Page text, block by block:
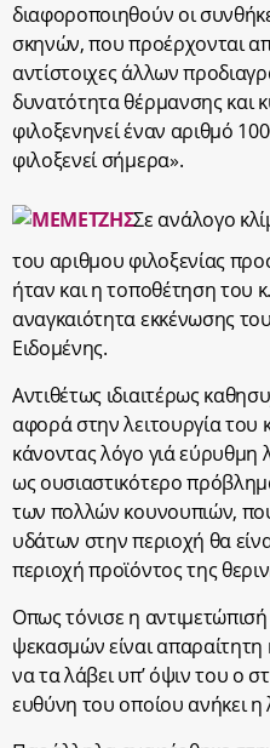
διαφοροποιηθούν οι
σκηνών, που προέρχονται
αντίστοιχες άλλων
δυνατότητα θέρμανσης και
φιλοξενηνεί έναν αριθμό
φιλοξενεί σήμερα».
Σε ανάλογο
του αριθμου φιλοξενίας
ήταν και η τοποθέτηση του
αναγκαιότητα εκκένωσης
Ειδομένης.
Αντιθέτως ιδιαιτέρως
αφορά στην λειτουργία
κάνοντας λόγο γιά εύρυθμη
ως ουσιαστικότερο
των πολλών κουνουπιών,
υδάτων στην περιοχή θα
περιοχή προϊόντος της
Οπως τόνισε η
ψεκασμών είναι απαραίτητη
να τα λάβει υπ’ όψιν του ο
ευθύνη του οποίου ανήκει η